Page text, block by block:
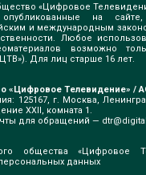
«Цифровое
на
и международным
Любое
возможно
Для лиц старше 16 лет.
«Цифровое Телевидение» /
125167, г. Москва,
XXII, комната 1.
для обращений —
общества «Цифровое
данных